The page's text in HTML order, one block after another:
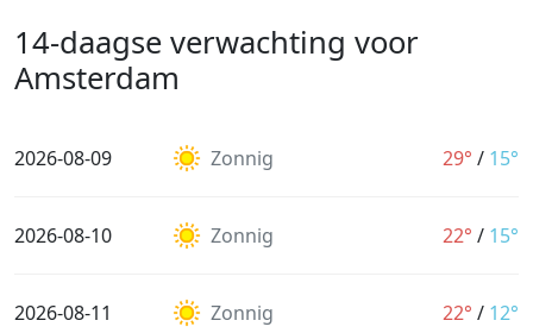
14-daagse verwachting voor
Amsterdam
2026-08-09 Zonnig 29° / 15°
2026-08-10 Zonnig 22° / 15°
2026-08-11 Zonnig 22° / 12°